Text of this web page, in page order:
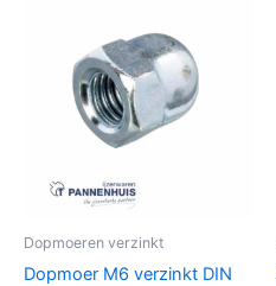
Dopmoeren verzinkt
Dopmoer M6 verzinkt DIN